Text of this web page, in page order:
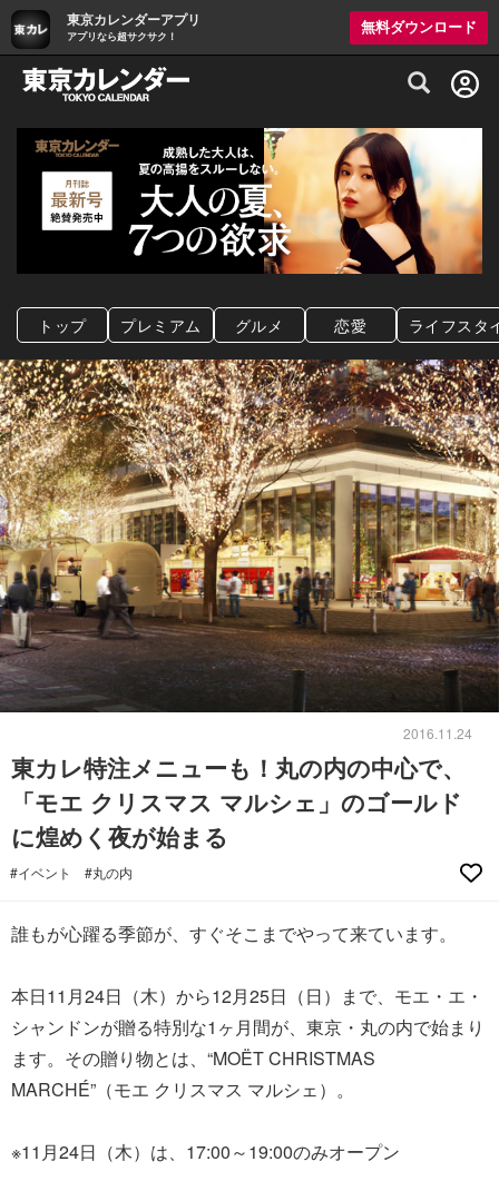
東京カレンダーアプリ
アプリなら超サクサク！
無料ダウンロード
グルメ情報・プレミアムレストラン予約
トップ プレミアム グルメ 恋愛 ライフスタ
2016.11.24
東カレ特注メニューも！丸の内の中心で、
「モエ クリスマス マルシェ」のゴールド
に煌めく夜が始まる
#イベント #丸の内
誰もが心躍る季節が、すぐそこまでやって来ています。
本日11月24日（木）から12月25日（日）まで、モエ・エ・
シャンドンが贈る特別な1ヶ月間が、東京・丸の内で始まり
ます。その贈り物とは、“MOËT CHRISTMAS
MARCHÉ”（モエ クリスマス マルシェ）。
※11月24日（木）は、17:00～19:00のみオープン